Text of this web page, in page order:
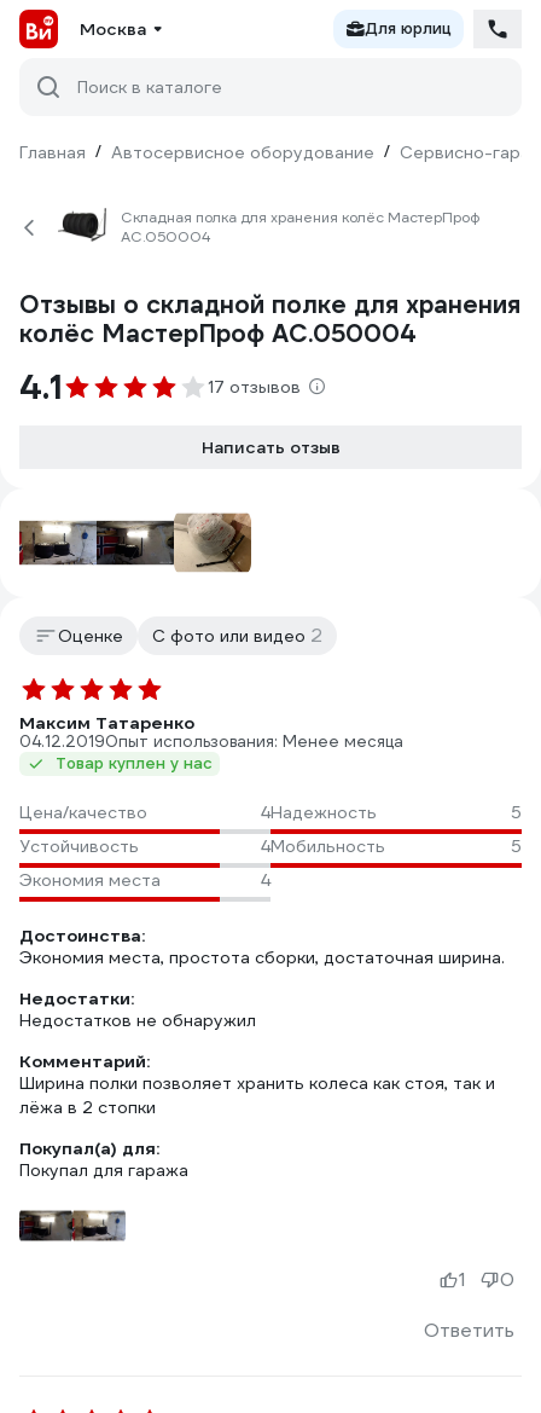
Москва Для юрлиц
Поиск в каталоге
Главная / Автосервисное оборудование / Сервисно-
Складная полка для хранения колёс МастерПроф
АС.050004
Отзывы о складной полке для хранения
колёс МастерПроф АС.050004
4.1 17 отзывов
Написать отзыв
Оценке С фото или видео 2
Максим Татаренко
04.12.2019Опыт использования: Менее месяца
Товар куплен у нас
Цена/качество 4Надежность
5
Устойчивость
4Мобильность
5
Экономия места
4
Достоинства:
Экономия места, простота сборки, достаточная ширина.
Недостатки:
Недостатков не обнаружил
Комментарий:
Ширина полки позволяет хранить колеса как стоя, так и
лёжа в 2 стопки
Покупал(а) для:
Покупал для гаража
Ответить
1 0